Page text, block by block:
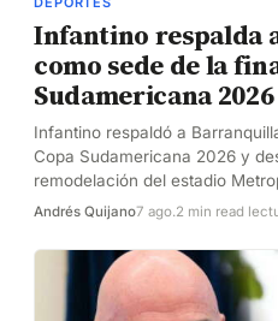
Infantino respalda
como sede de la
Sudamericana 2026
Infantino respaldó a
Copa Sudamericana 2026 y
remodelación del estadio
Andrés Quijano7 ago.2 min read